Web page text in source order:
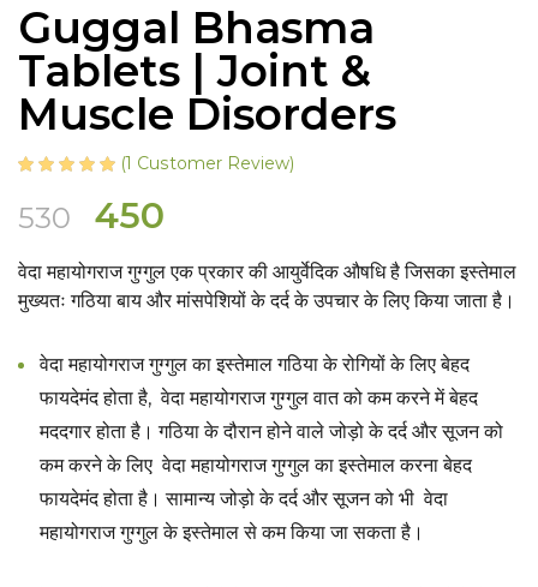
Guggal Bhasma
Tablets | Joint &
Muscle Disorders
(1 Customer Review)
530
Original
was:
450
is:
वेदा महायोगराज गुग्गुल एक प्रकार की आयुर्वेदिक औषधि है जिसका इस्तेमाल
मुख्यतः गठिया बाय और मांसपेशियों के दर्द के उपचार के लिए किया जाता है।
वेदा महायोगराज गुग्गुल का इस्तेमाल गठिया के रोगियों के लिए बेहद
फायदेमंद होता है, वेदा महायोगराज गुग्गुल वात को कम करने में बेहद
मददगार होता है। गठिया के दौरान होने वाले जोड़ो के दर्द और सूजन को
कम करने के लिए वेदा महायोगराज गुग्गुल का इस्तेमाल करना बेहद
फायदेमंद होता है। सामान्य जोड़ो के दर्द और सूजन को भी वेदा
महायोगराज गुग्गुल के इस्तेमाल से कम किया जा सकता है।